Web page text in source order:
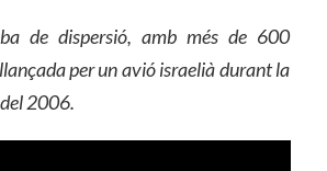
de dispersió, amb més de 600
per un avió israelià durant la
2006.